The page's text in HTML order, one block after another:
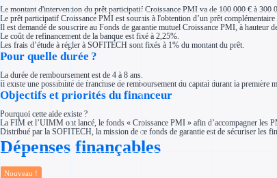
Trouvez des idées de dépenses éligibles
Quelles aides pour votre secteur ?
Ouvrage
Territoires
Aides Région Bretagne
Aides Région Centre-Val de Loire
Aides Région Corse
Régions de I à P
Aides Région Île-de-France
Aides Région Normandie
Aides Région Nouvelle-Aquitaine
Le montant d'intervention du prêt participatif Croissance PMI va de 100 000 € à 300
Le prêt participatif Croissance PMI est soumis à l'obtention d’un prêt
Il est demandé de souscrire au Fonds de garantie mutuel Croissance PMI, à
Le coût de refinancement de la banque est fixé à 2,25%.
Les frais d’étude à régler à SOFITECH sont fixés à 1% du montant du prêt.
Pour quelle durée ?
La durée de remboursement est de 4 à 8 ans.
Il existe une possibilité de franchise de remboursement du capital durant la première
Objectifs et priorités du financeur
Pourquoi cette aide existe ?
La FIM et l’UIMM ont lancé, le fonds « Croissance PMI » afin d’accompagner les
Distribué par la SOFITECH, la mission de ce fonds de garantie est de sécuriser les
Dépenses finançables
Nouveau !